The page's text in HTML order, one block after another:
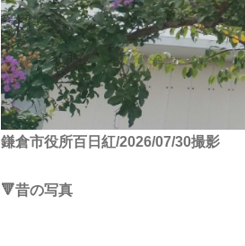
鎌倉市役所百日紅/2026/07/30撮影
🔻昔の写真